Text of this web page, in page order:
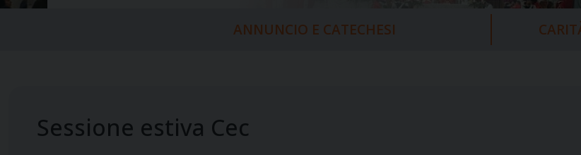
ANNUNCIO E CATECHESI
Sessione estiva Cec